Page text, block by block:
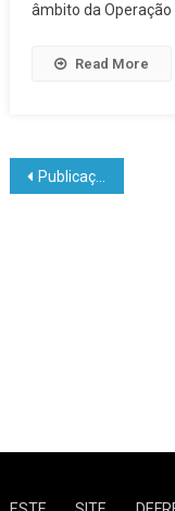
âmbito da Operação
Read More
Publicações mais antigas